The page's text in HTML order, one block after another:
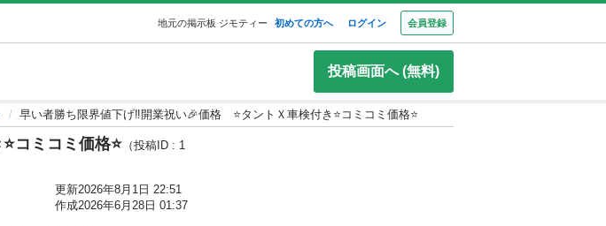
地元の掲示板 ジモティー 初めての方へ ログイン 会員登録
投稿画面へ (無料)
早い者勝ち限界値下げ‼️開業祝い🎉価格 ⭐️タントＸ車検付き⭐️コミコミ価格⭐️
コミコミ価格⭐️ （投稿ID : 1
更新2026年8月1日 22:51
作成2026年6月28日 01:37